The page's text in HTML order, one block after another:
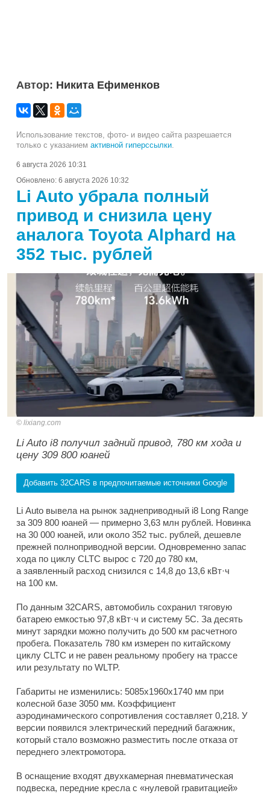
Автор: Никита Ефименков
Использование текстов, фото- и видео сайта разрешается
только с указанием активной гиперссылки
6 августа 2026 10:31
Обновлено: 6 августа 2026 10:32
Li Auto убрала полный
привод и снизила цену
аналога Toyota Alphard на
352 тыс. рублей
lixiang.com
Li Auto i8 получил задний привод, 780 км хода и
цену 309 800 юаней
Добавить 32CARS в предпочитаемые источники Google
Li Auto вывела на рынок заднеприводный i8 Long Range
за 309 800 юаней — примерно 3,63 млн рублей. Новинка
на 30 000 юаней, или около 352 тыс. рублей, дешевле
прежней полноприводной версии. Одновременно запас
хода по циклу CLTC вырос с 720 до 780 км,
а заявленный расход снизился с 14,8 до 13,6 кВт·ч
на 100 км.
По данным 32CARS, автомобиль сохранил тяговую
батарею емкостью 97,8 кВт·ч и систему 5C. За десять
минут зарядки можно получить до 500 км расчетного
пробега. Показатель 780 км измерен по китайскому
циклу CLTC и не равен реальному пробегу на трассе
или результату по WLTP.
Габариты не изменились: 5085x1960x1740 мм при
колесной базе 3050 мм. Коэффициент
аэродинамического сопротивления составляет 0,218. У
версии появился электрический передний багажник,
который стало возможно разместить после отказа от
переднего электромотора.
В оснащение входят двухкамерная пневматическая
подвеска, передние кресла с «нулевой гравитацией»